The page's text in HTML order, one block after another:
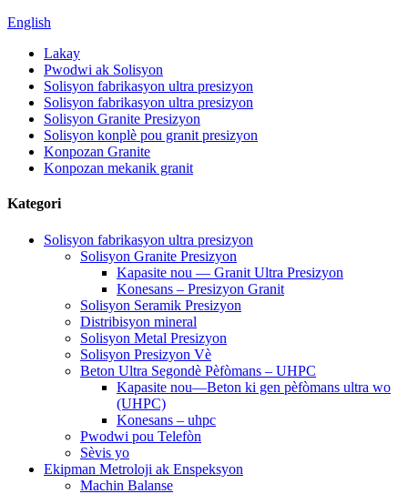
English
Lakay
Pwodwi ak Solisyon
Solisyon fabrikasyon ultra presizyon
Solisyon fabrikasyon ultra presizyon
Solisyon Granite Presizyon
Solisyon konplè pou granit presizyon
Konpozan Granite
Konpozan mekanik granit
Kategori
Solisyon fabrikasyon ultra presizyon
Solisyon Granite Presizyon
Kapasite nou — Granit Ultra Presizyon
Konesans – Presizyon Granit
Solisyon Seramik Presizyon
Distribisyon mineral
Solisyon Metal Presizyon
Solisyon Presizyon Vè
Beton Ultra Segondè Pèfòmans – UHPC
Kapasite nou—Beton ki gen pèfòmans ultra wo
(UHPC)
Konesans – uhpc
Pwodwi pou Telefòn
Sèvis yo
Ekipman Metroloji ak Enspeksyon
Machin Balanse